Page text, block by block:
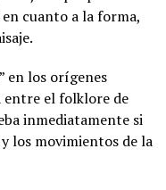
cuanto a la forma,
en los orígenes
entre el folklore de
inmediatamente si
los movimientos de la